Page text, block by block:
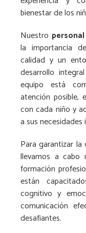
bienestar de los
Nuestro
la importancia
calidad y un
desarrollo
equipo está
atención posible,
con cada niño y
a sus necesidades
Para garantizar
llevamos a cabo
formación
están
cognitivo y
comunicación
desafiantes.